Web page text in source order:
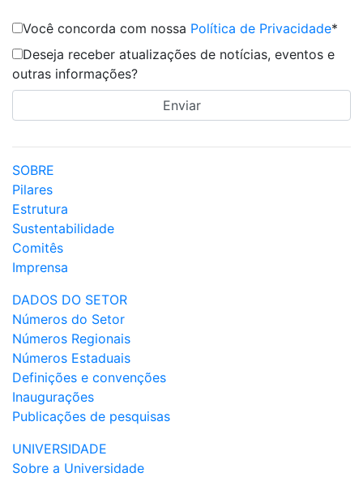
Você concorda com nossa Política de Privacidade*
Deseja receber atualizações de notícias, eventos e
outras informações?
SOBRE
Pilares
Estrutura
Sustentabilidade
Comitês
Imprensa
DADOS DO SETOR
Números do Setor
Números Regionais
Números Estaduais
Definições e convenções
Inaugurações
Publicações de pesquisas
UNIVERSIDADE
Sobre a Universidade